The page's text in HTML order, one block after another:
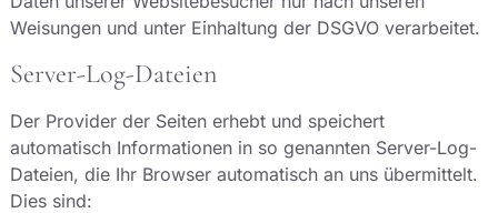
Weisungen und unter Einhaltung der DSGVO verarbeitet.
Server-Log-Dateien
Der Provider der Seiten erhebt und speichert
automatisch Informationen in so genannten Server-Log-
Dateien, die Ihr Browser automatisch an uns übermittelt.
Dies sind: